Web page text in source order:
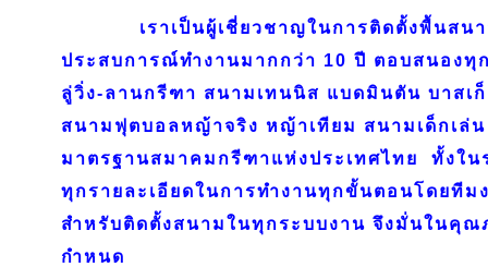
เราเป็นผู้เชี่ยวชาญในการติดตั้งพื้นสนา
ประสบการณ์ทำงานมากกว่า 10 ปี ตอบสนองทุ
ลู่วิ่ง-ลานกรีฑา สนามเทนนิส แบดมินตัน บาสเ
สนามฟุตบอลหญ้าจริง หญ้าเทียม สนามเด็กเล่
มาตรฐานสมาคมกรีฑาแห่งประเทศไทย ทั้งใ
ทุกรายละเอียดในการทำงานทุกขั้นตอนโดยที
สำหรับติดตั้งสนามในทุกระบบงาน จึงมั่นในคุ
กำหนด